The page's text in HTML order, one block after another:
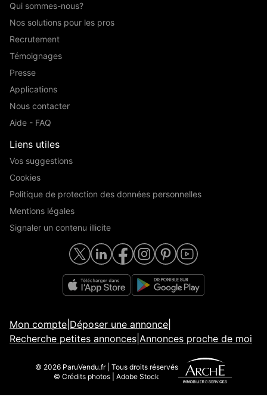
Qui sommes-nous?
Nos solutions pour les pros
Recrutement
Témoignages
Presse
Applications
Nous contacter
Aide - FAQ
Liens utiles
Vos suggestions
Cookies
Politique de protection des données personnelles
Mentions légales
Signaler un contenu illicite
Mon compte Déposer une annonce
Recherche petites annonces Annonces proche de moi
© 2026 ParuVendu.fr | Tous droits réservés
© Crédits photos | Adobe Stock